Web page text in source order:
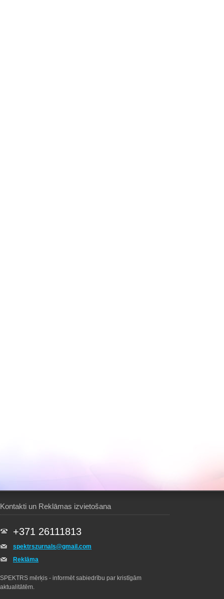
Kontakti un Reklāmas izvietošana
+371 26111813
spektrszurnals@gmail.com
Reklāma
SPEKTRS mērķis - informēt sabiedrību par kristīgām
aktualitātēm.